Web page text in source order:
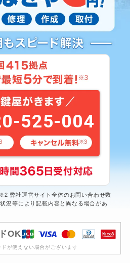
525-004
弊社運営サイト全体のお問い合わせ数
況等により記載内容と異なる場合があ
OK
が使えない場合がございます